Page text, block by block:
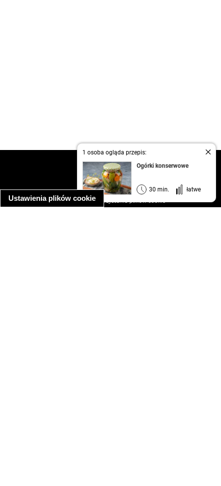
Ustawienia plików cookie
1 osoba ogląda przepis:
Ogórki konserwowe
30 min. łatwe
kontakt
regulamin
informacja o prywatności
informacja o wykorzystaniu plików cookie